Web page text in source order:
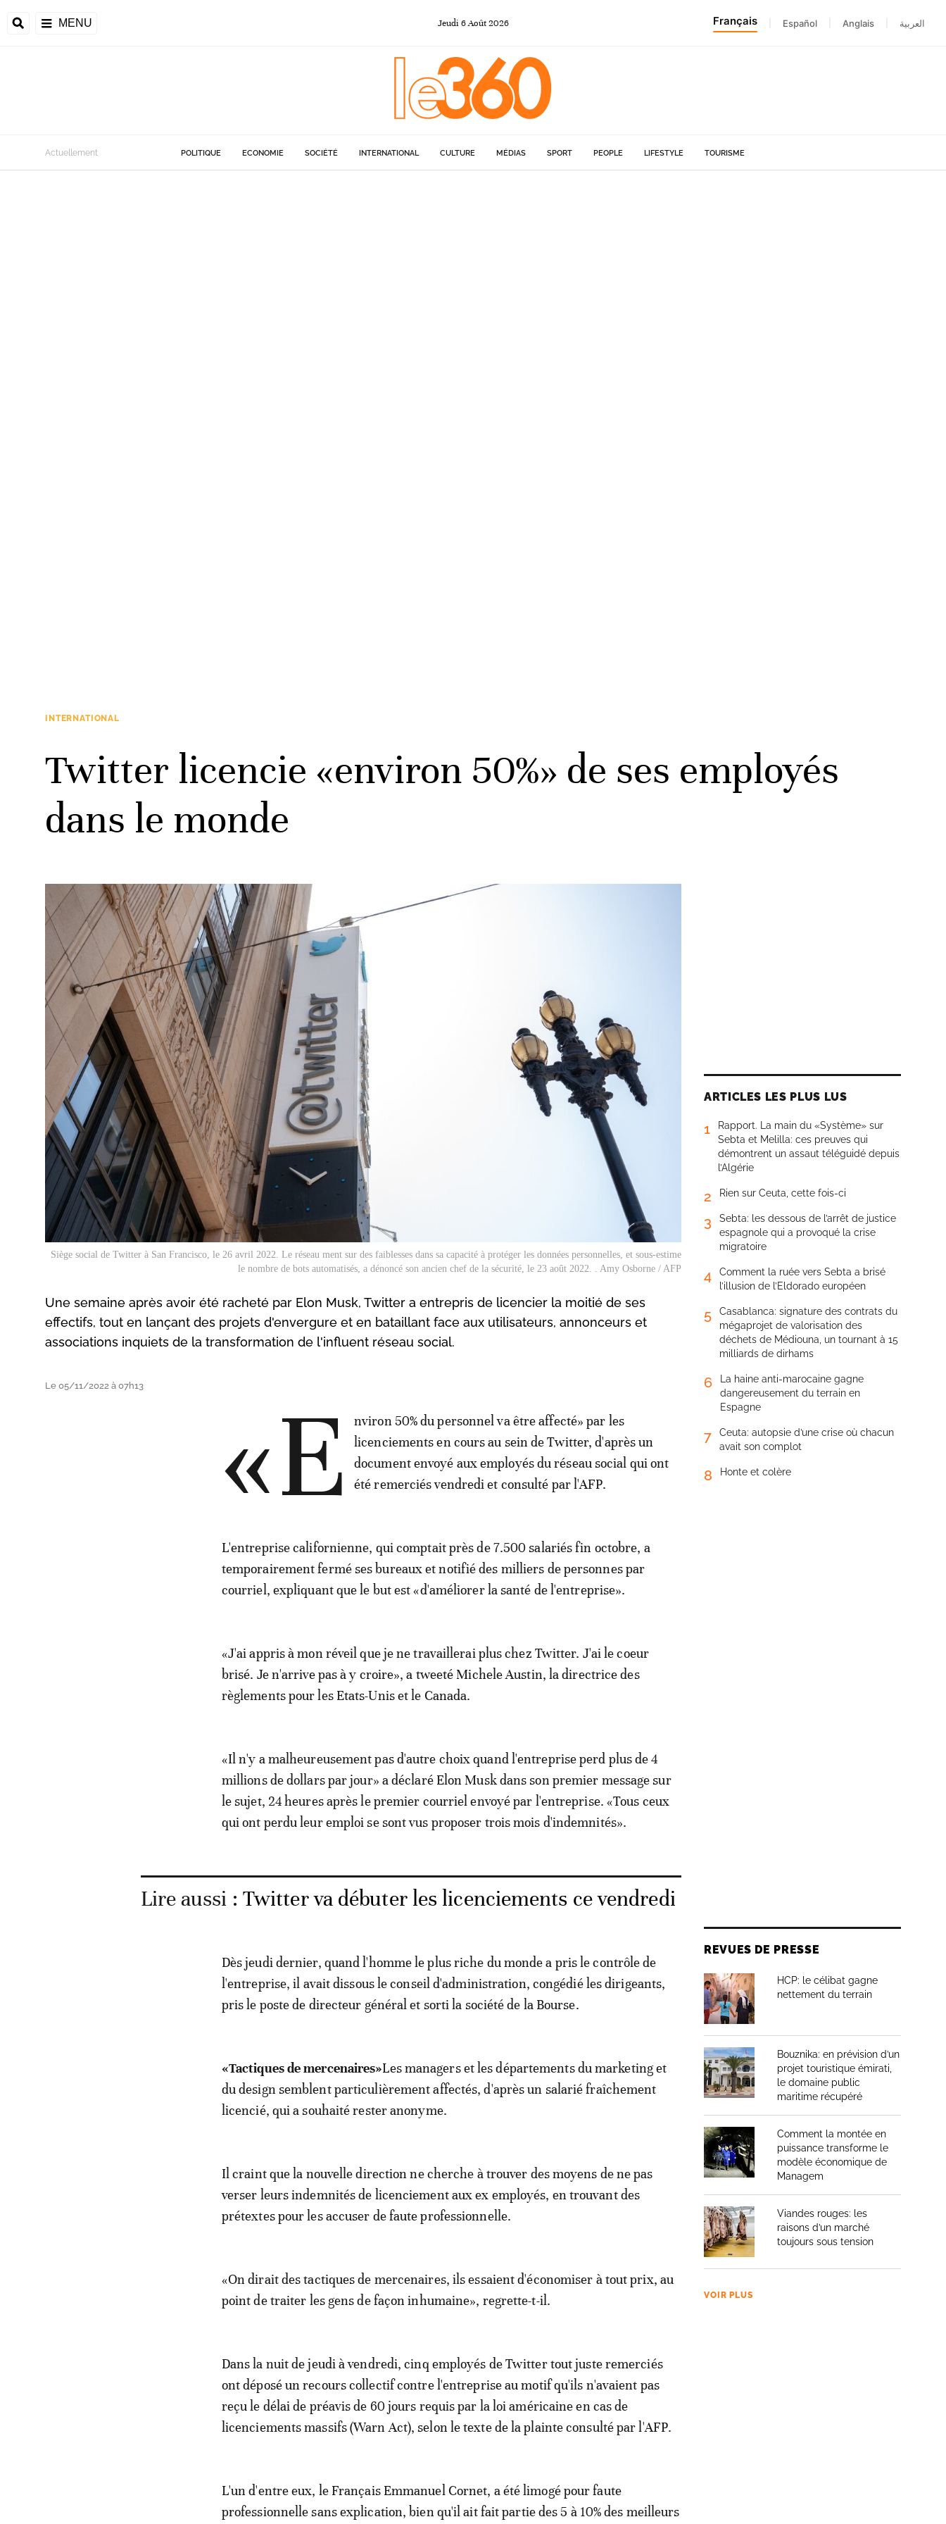
MENU Jeudi 6Août 2026 Français Español Anglais العربية
Actuellement POLITIQUE ECONOMIE SOCIÉTÉ INTERNATIONAL CULTURE MÉDIAS SPORT PEOPLE LIFESTYLE TOURISME
INTERNATIONAL
Twitter licencie «environ 50%» de ses employés
dans le monde
Siège social de Twitter à San Francisco, le 26 avril 2022. Le réseau ment sur des faiblesses dans sa capacité à protéger les données personnelles, et sous-estime
le nombre de bots automatisés, a dénoncé son ancien chef de la sécurité, le 23 août 2022. . Amy Osborne / AFP
Une semaine après avoir été racheté par Elon Musk, Twitter a entrepris de licencier la moitié de ses
effectifs, tout en lançant des projets d'envergure et en bataillant face aux utilisateurs, annonceurs et
associations inquiets de la transformation de l'influent réseau social.
Le 05/11/2022 à 07h13 «E
nviron 50% du personnel va être affecté» par les
licenciements en cours au sein de Twitter, d'après un
document envoyé aux employés du réseau social qui ont
été remerciés vendredi et consulté par l'AFP.
L'entreprise californienne, qui comptait près de 7.500 salariés fin octobre, a
temporairement fermé ses bureaux et notifié des milliers de personnes par
courriel, expliquant que le but est «d'améliorer la santé de l'entreprise».
«J'ai appris à mon réveil que je ne travaillerai plus chez Twitter. J'ai le coeur
brisé. Je n'arrive pas à y croire», a tweeté Michele Austin, la directrice des
règlements pour les Etats-Unis et le Canada.
«Il n'y a malheureusement pas d'autre choix quand l'entreprise perd plus de 4
millions de dollars par jour» a déclaré Elon Musk dans son premier message sur
le sujet, 24 heures après le premier courriel envoyé par l'entreprise. «Tous ceux
qui ont perdu leur emploi se sont vus proposer trois mois d'indemnités».
Lire aussi : Twitter va débuter les licenciements ce vendredi
Dès jeudi dernier, quand l'homme le plus riche du monde a pris le contrôle de
l'entreprise, il avait dissous le conseil d'administration, congédié les dirigeants,
pris le poste de directeur général et sorti la société de la Bourse.
«Tactiques de mercenaires»Les managers et les départements du marketing et
du design semblent particulièrement affectés, d'après un salarié fraîchement
licencié, qui a souhaité rester anonyme.
Il craint que la nouvelle direction ne cherche à trouver des moyens de ne pas
verser leurs indemnités de licenciement aux ex employés, en trouvant des
prétextes pour les accuser de faute professionnelle.
«On dirait des tactiques de mercenaires, ils essaient d'économiser à tout prix, au
point de traiter les gens de façon inhumaine», regrette-t-il.
Dans la nuit de jeudi à vendredi, cinq employés de Twitter tout juste remerciés
ont déposé un recours collectif contre l'entreprise au motif qu'ils n'avaient pas
reçu le délai de préavis de 60 jours requis par la loi américaine en cas de
licenciements massifs (Warn Act), selon le texte de la plainte consulté par l'AFP.
L'un d'entre eux, le Français Emmanuel Cornet, a été limogé pour faute
professionnelle sans explication, bien qu'il ait fait partie des 5 à 10% des meilleurs
ARTICLES LES PLUS LUS
1
Rapport. La main du «Système» sur
Sebta et Melilla: ces preuves qui
démontrent un assaut téléguidé depuis
l’Algérie
2 Rien sur Ceuta, cette fois-ci
3
Sebta: les dessous de l’arrêt de justice
espagnole qui a provoqué la crise
migratoire
4
Comment la ruée vers Sebta a brisé
l’illusion de l’Eldorado européen
5
Casablanca: signature des contrats du
mégaprojet de valorisation des
déchets de Médiouna, un tournant à 15
milliards de dirhams
6
La haine anti-marocaine gagne
dangereusement du terrain en
Espagne
7
Ceuta: autopsie d’une crise où chacun
avait son complot
8 Honte et colère
REVUES DE PRESSE
HCP: le célibat gagne
nettement du terrain
Bouznika: en prévision d’un
projet touristique émirati,
le domaine public
maritime récupéré
Comment la montée en
puissance transforme le
modèle économique de
Managem
Viandes rouges: les
raisons d’un marché
toujours sous tension
VOIR PLUS